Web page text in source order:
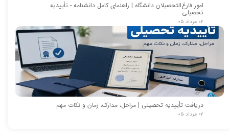
امور فارغ‌التحصیلان دانشگاه | راهنمای کامل دانشنامه - تأییدیه
تحصیلی
۰۲ مرداد ۰۵
دریافت تأییدیه تحصیلی | مراحل، مدارک، زمان و نکات مهم
۰۲ مرداد ۰۵